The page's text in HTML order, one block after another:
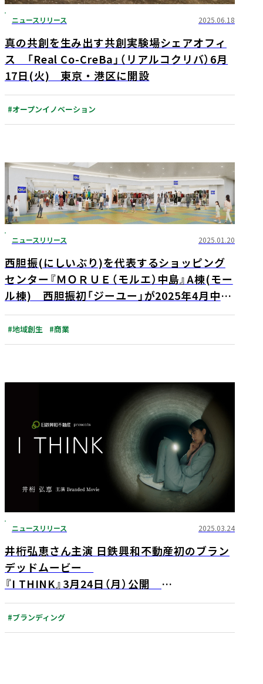
ニュースリリース 2025.06.18
真の共創を生み出す共創実験場シェアオフィ
ス 「Real Co-CreBa」（リアルコクリバ）6月
17日(火) 東京・港区に開設
#オープンイノベーション
ニュースリリース 2025.01.20
西胆振(にしいぶり)を代表するショッピング
センター『ＭＯＲＵＥ（モルエ）中島』A棟(モー
ル棟) 西胆振初「ジーユー」が2025年4月中旬
オープン予定
#地域創生 #商業
ニュースリリース 2025.03.24
井桁弘恵さん主演 日鉄興和不動産初のブラン
デッドムービー
『I THINK』3月24日（月）公開
～井桁弘恵さんが街づくりに奮闘し「考える」
社会人を熱演～
アジア最大級の国際短編映画祭・ノミネート
#ブランディング